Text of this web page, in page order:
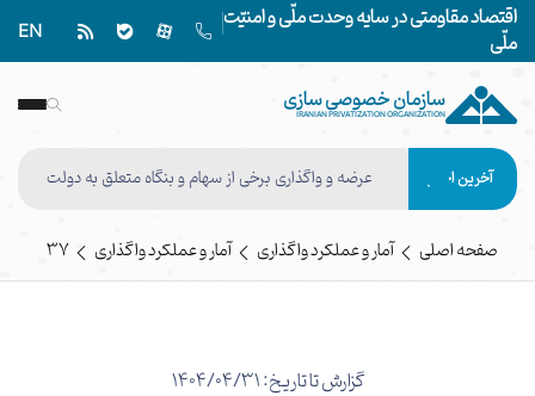
اقتصاد مقاومتی در سایه وحدت ملّی و امنیّت
ملّی
EN
سازمان خصوصی سازی
IRANIAN PRIVATIZATION ORGANIZATION
آخرین اخبار
قوا در خصوص شرکت کشت و صنعت نیشکر هفت
تپه وفق مصوبه هیأت واگذاری نهایی شد
عرضه و واگذاری برخی از سهام و بنگاه متعلق به دولت
صفحه اصلی آمار و عملکرد واگذاری آمار و عملکرد واگذاری 37
گزارش تا تاریخ: 1404/04/31